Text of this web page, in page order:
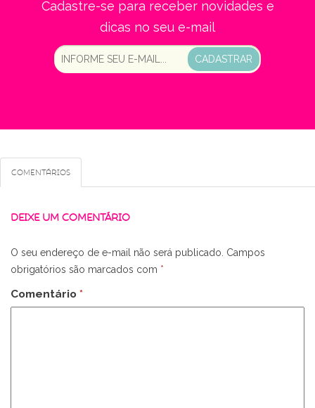
Cadastre-se para receber novidades e
dicas no seu e-mail
CADASTRAR
Comentários
DEIXE UM COMENTÁRIO
O seu endereço de e-mail não será publicado. Campos
obrigatórios são marcados com *
Comentário *